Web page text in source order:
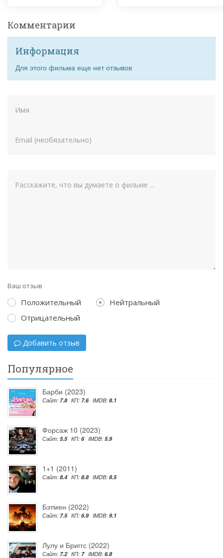
Комментарии
Информация
Для этого фильма еще нет отзывов
Ваш отзыв
Положительный
Нейтральный
Отрицательный
Добавить отзыв
Популярное
Барби (2023)
Сайт: 7.8 КП: 7.6 IMDB: 8.1
Форсаж 10 (2023)
Сайт: 5.5 КП: 6 IMDB: 5.9
1+1 (2011)
Сайт: 8.4 КП: 8.8 IMDB: 8.5
Бэтмен (2022)
Сайт: 7.5 КП: 6.9 IMDB: 9.1
Лулу и Бриггс (2022)
Сайт: 7.2 КП: 7 IMDB: 6.8